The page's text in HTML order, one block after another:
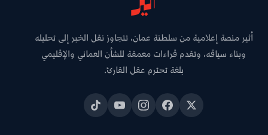
أثير منصة إعلامية من سلطنة عمان، تتجاوز نقل الخبر إلى تحليله
وبناء سياقه، وتقدم قراءات معمقة للشأن العماني والإقليمي
بلغة تحترم عقل القارئ.